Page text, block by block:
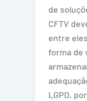
de
CFTV
entre
forma de
LGPD,